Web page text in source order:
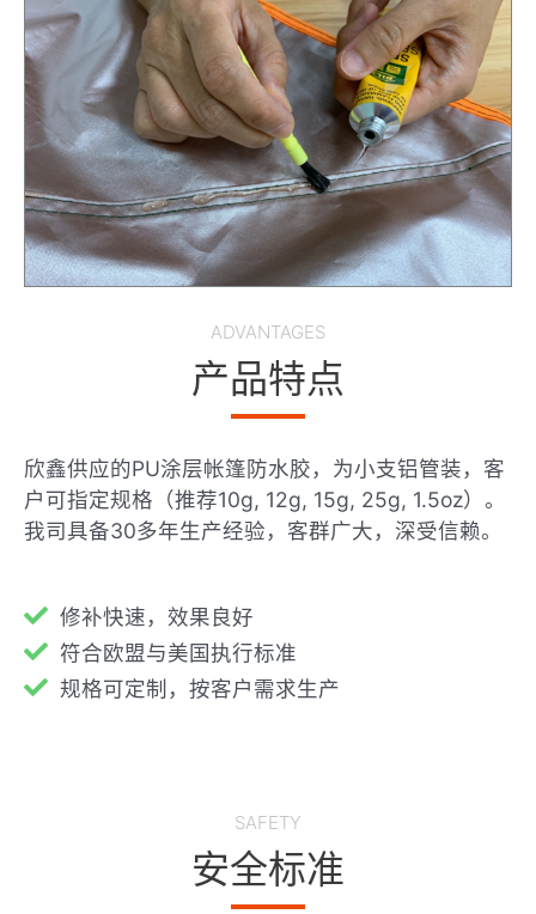
ADVANTAGES
产品特点
欣鑫供应的PU涂层帐篷防水胶，为小支铝管装，客
户可指定规格（推荐10g, 12g, 15g, 25g, 1.5oz）。
我司具备30多年生产经验，客群广大，深受信赖。
修补快速，效果良好
符合欧盟与美国执行标准
规格可定制，按客户需求生产
SAFETY
安全标准